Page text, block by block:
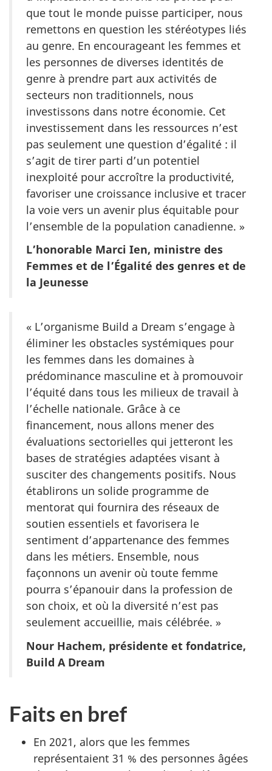
que tout le monde puisse participer, nous
remettons en question les stéréotypes liés
au genre. En encourageant les femmes et
les personnes de diverses identités de
genre à prendre part aux activités de
secteurs non traditionnels, nous
investissons dans notre économie. Cet
investissement dans les ressources n’est
pas seulement une question d’égalité : il
s’agit de tirer parti d’un potentiel
inexploité pour accroître la productivité,
favoriser une croissance inclusive et tracer
la voie vers un avenir plus équitable pour
l’ensemble de la population canadienne. »
L’honorable Marci Ien, ministre des
Femmes et de l’Égalité des genres et de
la Jeunesse
« L’organisme Build a Dream s’engage à
éliminer les obstacles systémiques pour
les femmes dans les domaines à
prédominance masculine et à promouvoir
l’équité dans tous les milieux de travail à
l’échelle nationale. Grâce à ce
financement, nous allons mener des
évaluations sectorielles qui jetteront les
bases de stratégies adaptées visant à
susciter des changements positifs. Nous
établirons un solide programme de
mentorat qui fournira des réseaux de
soutien essentiels et favorisera le
sentiment d’appartenance des femmes
dans les métiers. Ensemble, nous
façonnons un avenir où toute femme
pourra s’épanouir dans la profession de
son choix, et où la diversité n’est pas
seulement accueillie, mais célébrée. »
Nour Hachem, présidente et fondatrice,
Build A Dream
Faits en bref
En 2021, alors que les femmes
représentaient 31 % des personnes âgées